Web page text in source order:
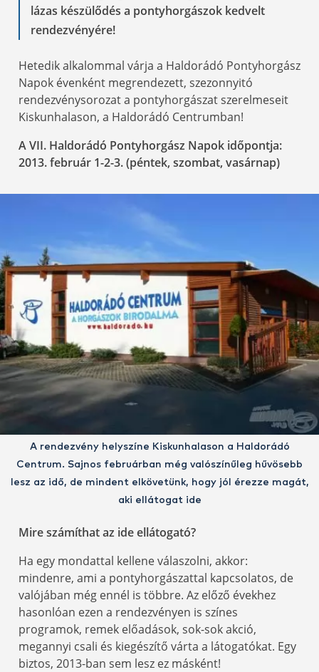
lázas készülődés a pontyhorgászok kedvelt
rendezvényére!
Hetedik alkalommal várja a Haldorádó Pontyhorgász
Napok évenként megrendezett, szezonnyitó
rendezvénysorozat a pontyhorgászat szerelmeseit
Kiskunhalason, a Haldorádó Centrumban!
A VII. Haldorádó Pontyhorgász Napok időpontja:
2013. február 1-2-3. (péntek, szombat, vasárnap)
A rendezvény helyszíne Kiskunhalason a Haldorádó
Centrum. Sajnos februárban még valószínűleg hűvösebb
lesz az idő, de mindent elkövetünk, hogy jól érezze magát,
aki ellátogat ide
Mire számíthat az ide ellátogató?
Ha egy mondattal kellene válaszolni, akkor:
mindenre, ami a pontyhorgászattal kapcsolatos, de
valójában még ennél is többre. Az előző évekhez
hasonlóan ezen a rendezvényen is színes
programok, remek előadások, sok-sok akció,
megannyi csali és kiegészítő várta a látogatókat. Egy
biztos, 2013-ban sem lesz ez másként!